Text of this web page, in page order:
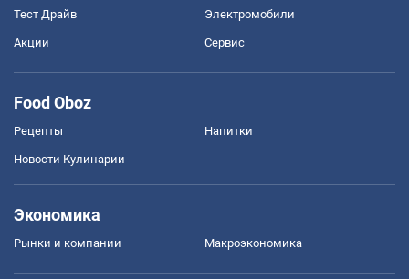
Тест Драйв Электромобили
Акции Сервис
Food Oboz
Рецепты Напитки
Новости Кулинарии
Экономика
Рынки и компании Mакроэкономика